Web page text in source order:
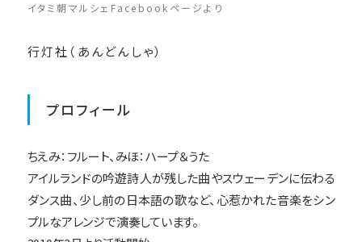
イタミ朝マルシェFacebookページより
行灯社（あんどんしゃ）
プロフィール
ちえみ：フルート、みほ：ハープ＆うた
アイルランドの吟遊詩人が残した曲やスウェーデンに伝わる
ダンス曲、少し前の日本語の歌など、心惹かれた音楽をシン
プルなアレンジで演奏しています。